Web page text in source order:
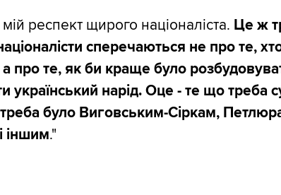
респект щирого націоналіста. Це ж
сперечаються не про те,
а про те, як би краще було
український нарід. Оце - те що треба
треба було Виговським-Сіркам,
іншим."